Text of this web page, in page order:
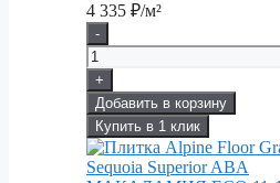
4 335 ₽/м²
-
+
Добавить в корзину
Купить в 1 клик